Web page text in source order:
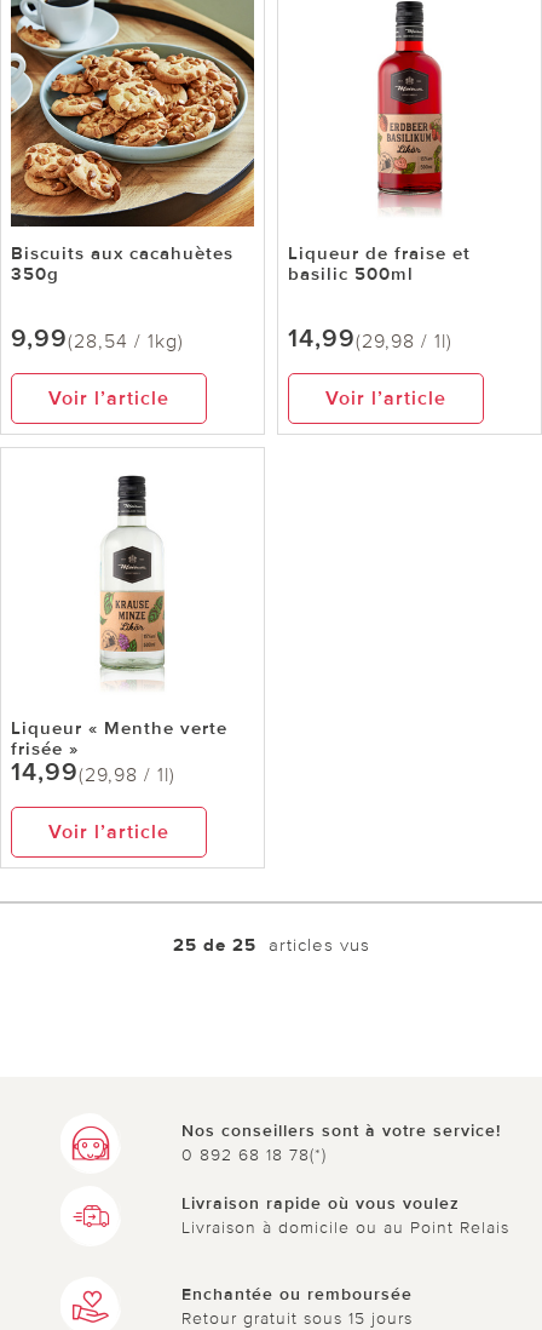
Biscuits aux cacahuètes
350g
9,99(28,54 / 1kg)
Voir l’article
Liqueur de fraise et
basilic 500ml
14,99(29,98 / 1l)
Voir l’article
Liqueur « Menthe verte
frisée »
14,99(29,98 / 1l)
Voir l’article
25 de 25 articles vus
Nos conseillers sont à votre service!
0 892 68 18 78(*)
Livraison rapide où vous voulez
Livraison à domicile ou au Point Relais
Enchantée ou remboursée
Retour gratuit sous 15 jours